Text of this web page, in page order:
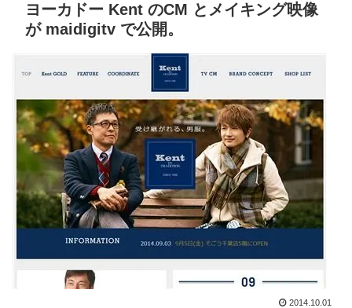
ヨーカドー Kent のCM とメイキング映像
が maidigitv で公開。
2014.10.01